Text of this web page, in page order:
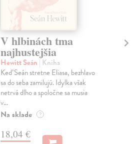
V hlbinách tma
najhustejšia
Hewitt Seán | Kniha
Keď Seán stretne Eliasa, bezhlavo
sa do seba zamilujú. Idylka však
netrvá dlho a spoločne sa musia
v...
Na sklade ?
18,04 €